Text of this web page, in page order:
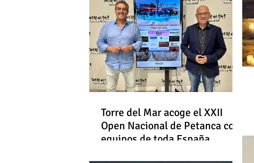
Torre del Mar acoge el XXII
Open Nacional de Petanca con
equipos de toda España